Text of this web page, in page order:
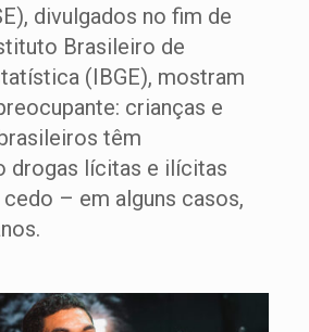
divulgados no fim de
Brasileiro de
(IBGE), mostram
crianças e
têm
drogas lícitas e ilícitas
– em alguns casos,